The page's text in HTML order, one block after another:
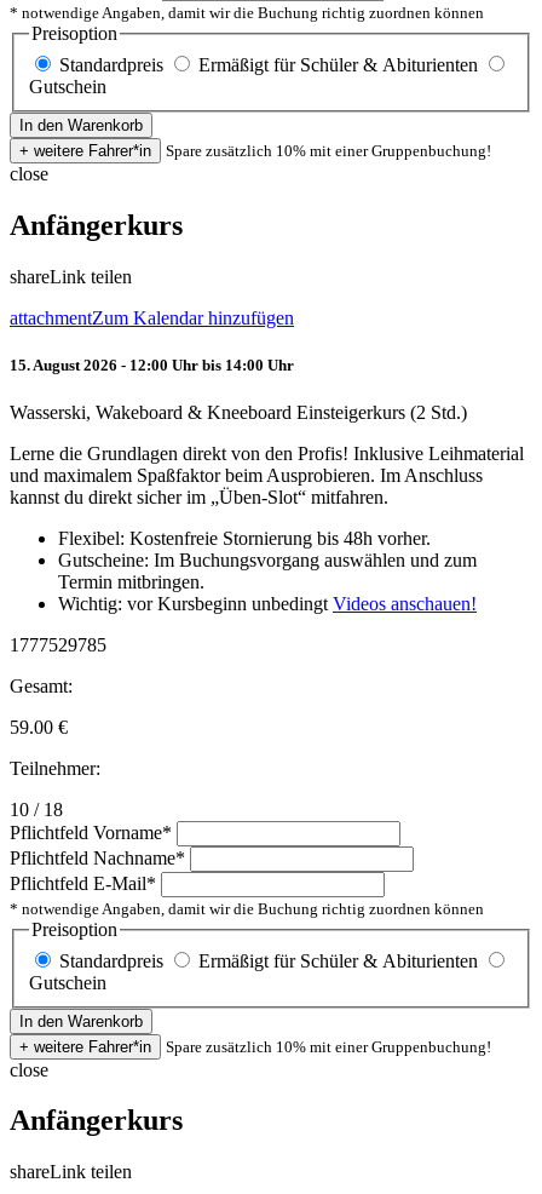
* notwendige Angaben, damit wir die Buchung richtig zuordnen können
Preisoption
Standardpreis
Ermäßigt für Schüler & Abiturienten
Gutschein
Spare zusätzlich 10% mit einer Gruppenbuchung!
close
Anfängerkurs
shareLink teilen
attachmentZum Kalendar hinzufügen
15. August 2026 - 12:00 Uhr bis 14:00 Uhr
Wasserski, Wakeboard & Kneeboard Einsteigerkurs (2 Std.)
Lerne die Grundlagen direkt von den Profis! Inklusive Leihmaterial
und maximalem Spaßfaktor beim Ausprobieren. Im Anschluss
kannst du direkt sicher im „Üben-Slot“ mitfahren.
Flexibel: Kostenfreie Stornierung bis 48h vorher.
Gutscheine: Im Buchungsvorgang auswählen und zum
Termin mitbringen.
Wichtig: vor Kursbeginn unbedingt Videos anschauen!
1777529785
Gesamt:
59.00 €
Teilnehmer:
10 / 18
Pflichtfeld Vorname*
Pflichtfeld Nachname*
Pflichtfeld E-Mail*
* notwendige Angaben, damit wir die Buchung richtig zuordnen können
Preisoption
Standardpreis
Ermäßigt für Schüler & Abiturienten
Gutschein
Spare zusätzlich 10% mit einer Gruppenbuchung!
close
Anfängerkurs
shareLink teilen